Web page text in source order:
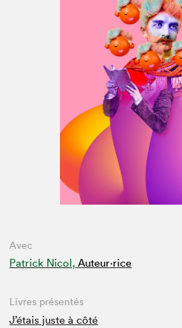
Avec
Patrick Nicol, Auteur·rice
Livres présentés
J’étais juste à côté